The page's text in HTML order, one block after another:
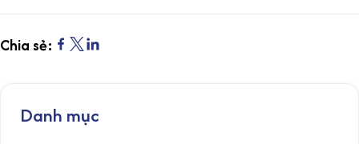
Chia sẻ:
Danh mục